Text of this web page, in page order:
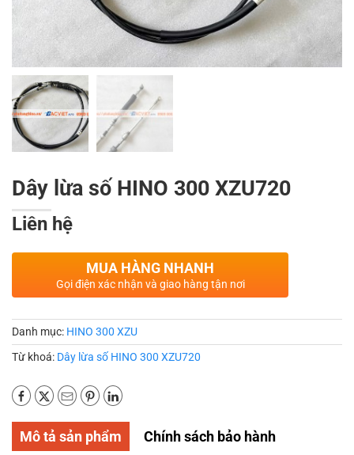
Dây lừa số HINO 300 XZU720
Liên hệ
MUA HÀNG NHANH
Gọi điện xác nhận và giao hàng tận nơi
Danh mục: HINO 300 XZU
Từ khoá: Dây lừa số HINO 300 XZU720
Mô tả sản phẩm Chính sách bảo hành